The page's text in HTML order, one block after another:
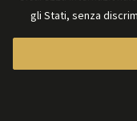
gli Stati, senza